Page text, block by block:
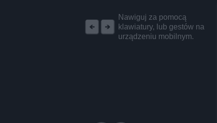
Nawiguj za pomocą
klawiatury, lub gestów na
urządzeniu mobilnym.